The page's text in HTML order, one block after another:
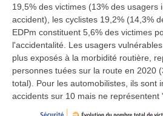
19,5% des victimes (13% des usagers
accident), les cyclistes 19,2% (14,3%
EDPm constituent 5,6% des victimes
l'accidentalité. Les usagers
plus exposés à la morbidité routière,
personnes tuées sur la route en 2020
total). Pour les automobilistes, ils sont
accidents sur 10 mais ne représentent